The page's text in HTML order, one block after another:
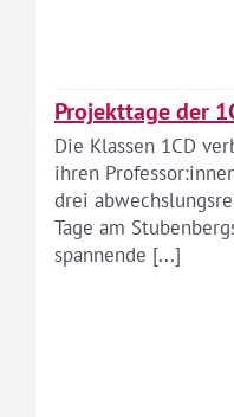
Projekttage der
Die Klassen 1CD
ihren
drei
Tage am
spannende [...]